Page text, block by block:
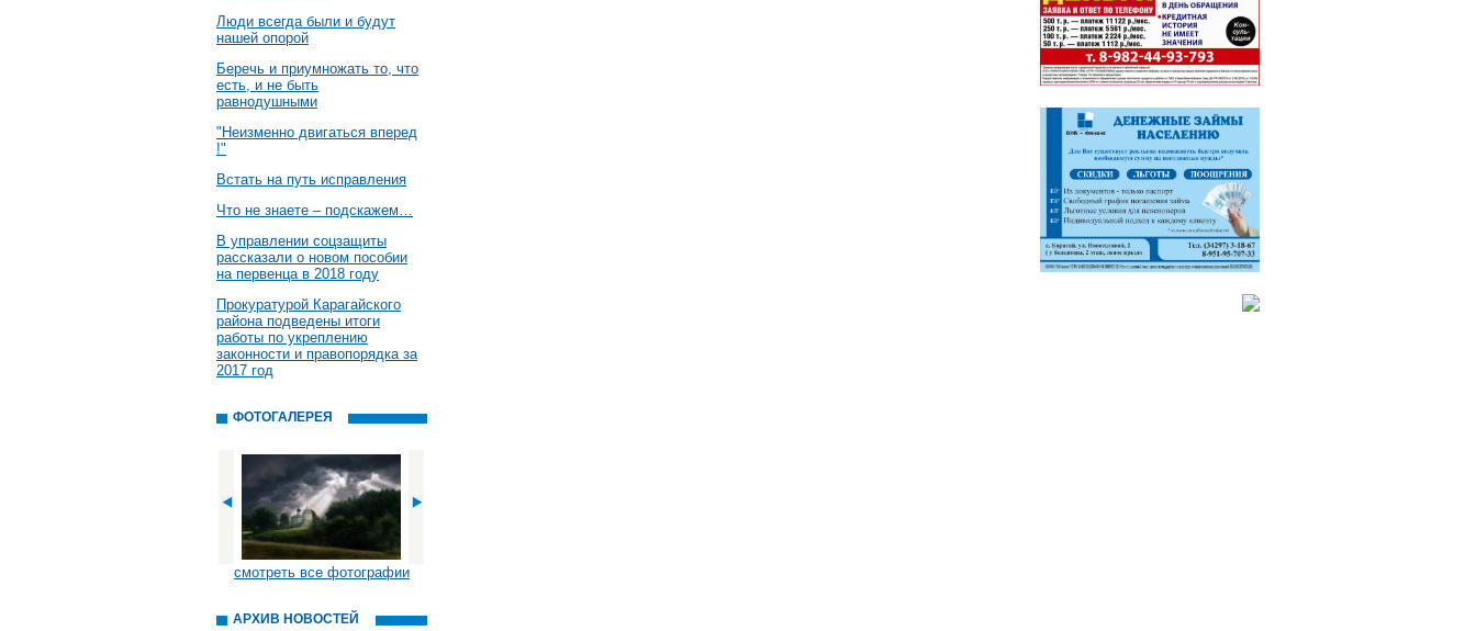
Люди всегда были и будут
нашей опорой
Беречь и приумножать то, что
есть, и не быть
равнодушными
"Неизменно двигаться вперед
!"
Встать на путь исправления
Что не знаете – подскажем…
В управлении соцзащиты
рассказали о новом пособии
на первенца в 2018 году
Прокуратурой Карагайского
района подведены итоги
работы по укреплению
законности и правопорядка за
2017 год
ФОТОГАЛЕРЕЯ
смотреть все фотографии
АРХИВ НОВОСТЕЙ